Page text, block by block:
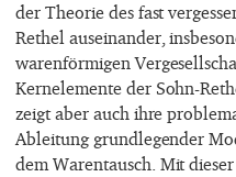
der Theorie des fast
Rethel auseinander,
warenförmigen
Kernelemente der Sohn-
zeigt aber auch ihre
Ableitung grundlegender
dem Warentausch. Mit